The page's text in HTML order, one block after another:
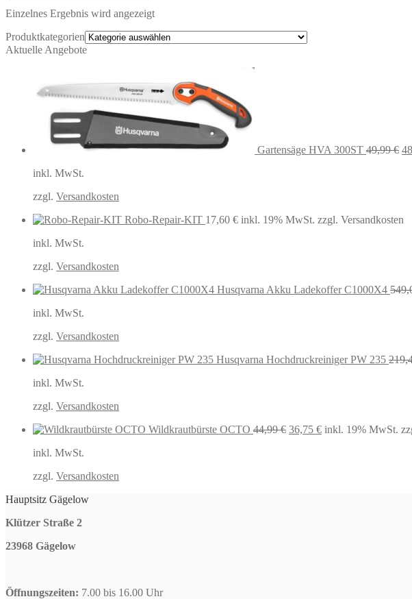
Einzelnes Ergebnis wird angezeigt
Produktkategorien
Aktuelle Angebote
Gartensäge HVA 300ST 49,99€
inkl. MwSt.
zzgl. Versandkosten
Robo-Repair-KIT 17,60 € inkl. 19% MwSt. zzgl. Versandkosten
inkl. MwSt.
zzgl. Versandkosten
Husqvarna Akku Ladekoffer C1000X4
inkl. MwSt.
zzgl. Versandkosten
Husqvarna Hochdruckreiniger PW 235
inkl. MwSt.
zzgl. Versandkosten
Wildkrautbürste OCTO 44,99€ Ursprünglicher
36,75 €Aktueller
inkl. 19% MwSt.
inkl. MwSt.
zzgl. Versandkosten
Hauptsitz Gägelow
Klützer Straße 2
23968 Gägelow
Öffnungszeiten: 7.00 bis 16.00 Uhr